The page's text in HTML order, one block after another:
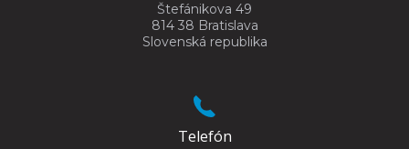
Štefánikova 49
814 38 Bratislava
Slovenská republika
Telefón